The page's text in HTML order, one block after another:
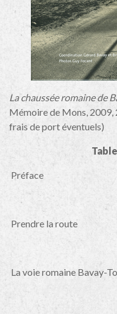
La chaussée romaine de
Mémoire de Mons, 2009,
frais de port éventuels)
Préface
Prendre la route
La voie romaine Bavay-